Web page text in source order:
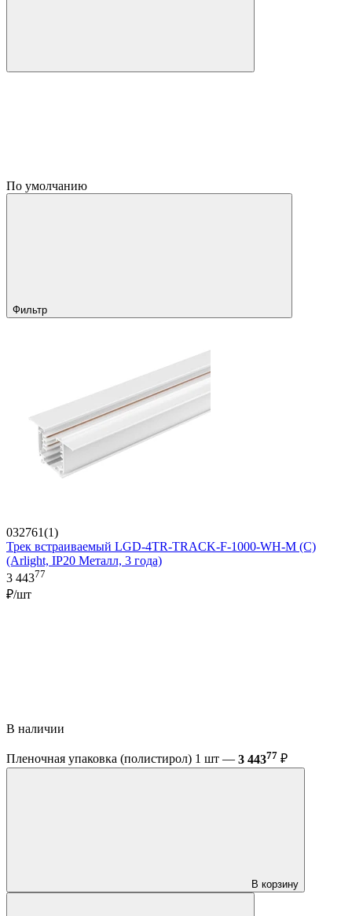
По умолчанию
Фильтр
032761(1)
Трек встраиваемый LGD-4TR-TRACK-F-1000-WH-M (C)
(Arlight, IP20 Металл, 3 года)
3 44377
₽/шт
В наличии
Пленочная упаковка (полистирол) 1 шт — 3 44377 ₽
В корзину